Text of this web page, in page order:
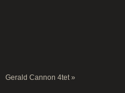
Gerald Cannon 4tet»